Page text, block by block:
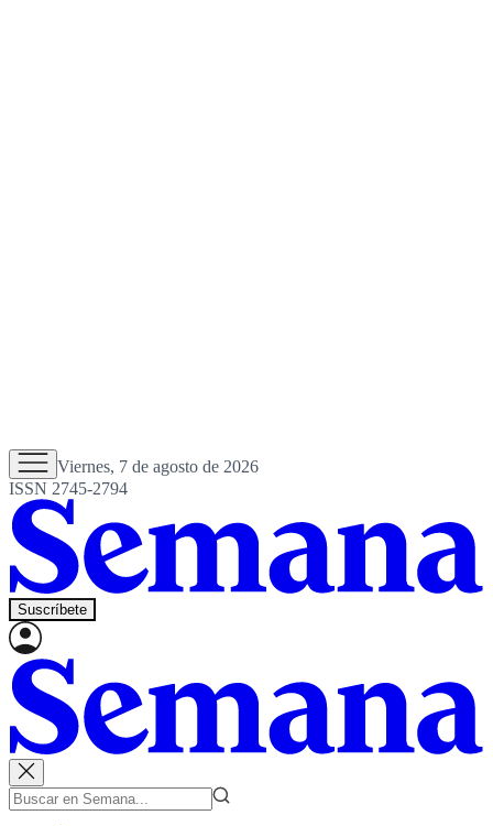
Viernes, 7 de agosto de 2026
ISSN 2745-2794
Suscríbete